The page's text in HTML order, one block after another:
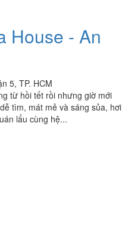
House - An
5, TP. HCM
từ hồi tết rồi nhưng giờ mới
tìm, mát mẻ và sáng sủa, hơi
lẩu cùng hệ...